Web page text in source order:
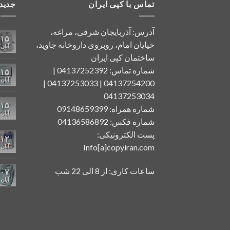
تماس با کپی ایران
آدرس: آذربایجان شرقی، مراغه،
خیایان امام، روبروی داروخانه جاوید،
ساختمان کپی ایران
شماره تماس: 04137252392 |
04137254200 | 04137253033 |
04137253034
شماره همراه: 09148659399
شماره فکس: 04136586892
پست الکترونیکی:
Info[a]copyiran.com
ساعات کاری: از 8 الی 22 شب
۱۵
آبان
۱۵
آبان
۱۵
آبان
۱۲
آبان
۰۷
آبان